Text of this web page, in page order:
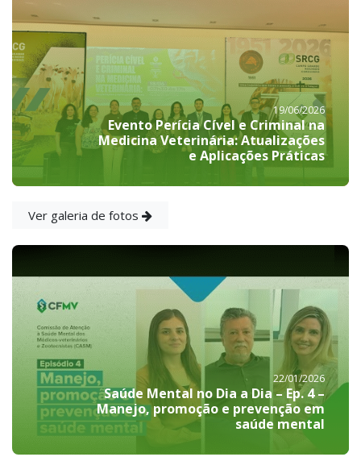
19/06/2026
Evento Perícia Cível e Criminal na
Medicina Veterinária: Atualizações
e Aplicações Práticas
Ver galeria de fotos
22/01/2026
Saúde Mental no Dia a Dia – Ep. 4 –
Manejo, promoção e prevenção em
saúde mental